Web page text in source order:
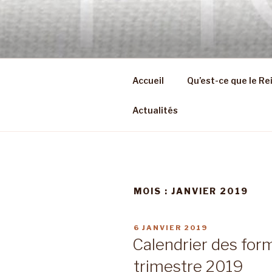
Aller
au
contenu
REIKI
Soins et formations en Reiki
Accueil Qu’est-ce que le
Actualités
MOIS : JANVIER 2019
PUBLIÉ
6 JANVIER 2019
Calendrier des
trimestre 2019